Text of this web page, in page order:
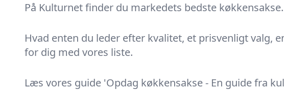
På Kulturnet finder du markedets bedste
Hvad enten du leder efter kvalitet, et prisvenligt valg,
for dig med vores liste.
Læs vores guide 'Opdag køkkensakse - En guide fra